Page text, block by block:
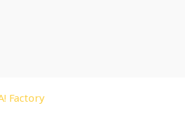
Factory